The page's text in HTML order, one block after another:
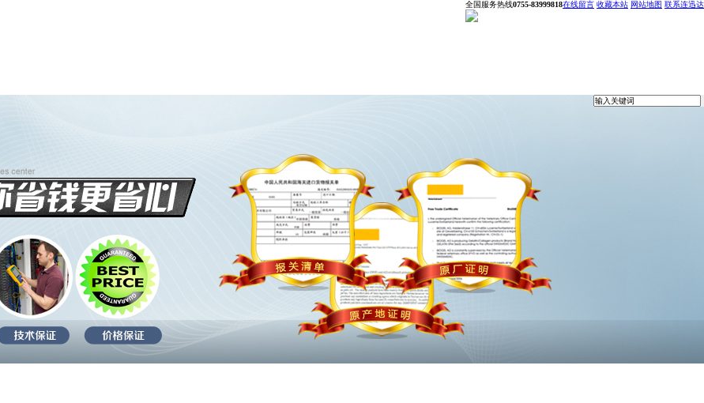
在线留言 收藏本站 网站地图 联系连迅达
全国服务热线0755-83999818